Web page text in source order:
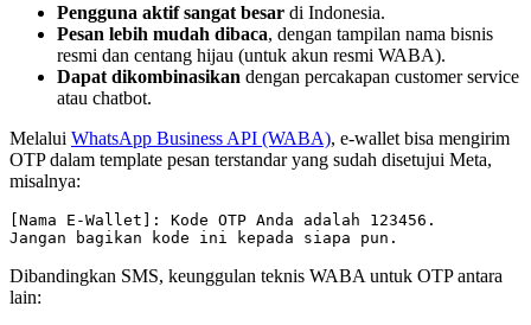
Pengguna aktif sangat besar di Indonesia.
Pesan lebih mudah dibaca, dengan tampilan nama bisnis
resmi dan centang hijau (untuk akun resmi WABA).
Dapat dikombinasikan dengan percakapan customer service
atau chatbot.
Melalui WhatsApp Business API (WABA), e-wallet bisa mengirim
OTP dalam template pesan terstandar yang sudah disetujui Meta,
misalnya:
[Nama E-Wallet]: Kode OTP Anda adalah 123456.
Jangan bagikan kode ini kepada siapa pun.
Dibandingkan SMS, keunggulan teknis WABA untuk OTP antara
lain: